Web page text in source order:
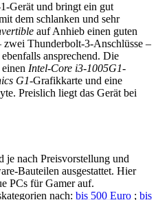
Gerät und bringt ein gut
dem schlanken und sehr
auf Anhieb einen guten
Thunderbolt-3-Anschlüsse –
ansprechend. Die
Intel-Core i3-1005G1-
G1-Grafikkarte und eine
Preislich liegt das Gerät bei
je nach Preisvorstellung und
Bauteilen ausgestattet. Hier
PCs für Gamer auf.
nach: bis 500 Euro ; bis